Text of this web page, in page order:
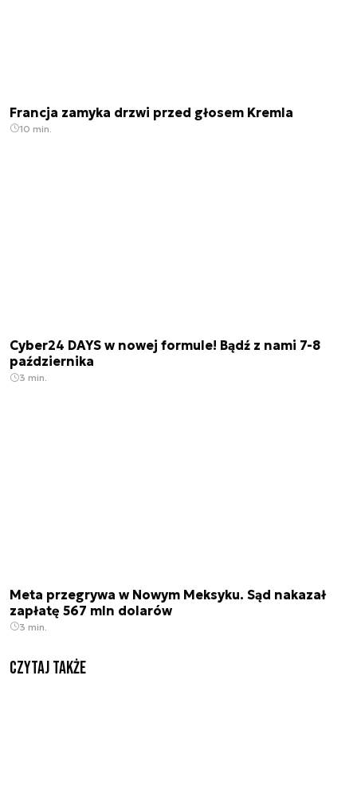
Francja zamyka drzwi przed głosem Kremla
10 min.
Cyber24 DAYS w nowej formule! Bądź z nami 7-8
października
3 min.
Meta przegrywa w Nowym Meksyku. Sąd nakazał
zapłatę 567 mln dolarów
3 min.
Czytaj także